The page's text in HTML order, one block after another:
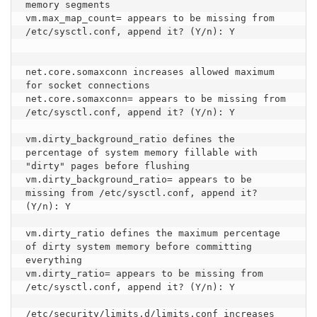
memory segments
vm.max_map_count= appears to be missing from
/etc/sysctl.conf, append it? (Y/n): Y
net.core.somaxconn increases allowed maximum
for socket connections
net.core.somaxconn= appears to be missing from
/etc/sysctl.conf, append it? (Y/n): Y
vm.dirty_background_ratio defines the
percentage of system memory fillable with
"dirty" pages before flushing
vm.dirty_background_ratio= appears to be
missing from /etc/sysctl.conf, append it?
(Y/n): Y
vm.dirty_ratio defines the maximum percentage
of dirty system memory before committing
everything
vm.dirty_ratio= appears to be missing from
/etc/sysctl.conf, append it? (Y/n): Y
/etc/security/limits.d/limits.conf increases